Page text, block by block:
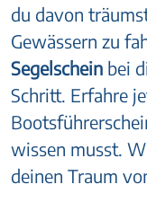
du davon
Gewässern zu
Segelschein bei
Schritt. Erfahre
wissen musst.
deinen Traum